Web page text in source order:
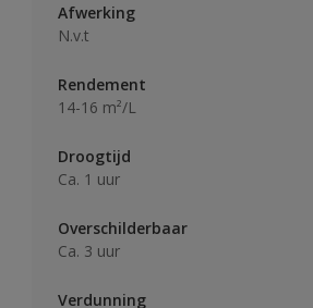
Afwerking
N.v.t
Rendement
14-16 m²/L
Droogtijd
Ca. 1 uur
Overschilderbaar
Ca. 3 uur
Verdunning